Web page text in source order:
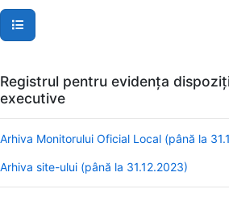
Secțiuni pagină
Registrul pentru evidența
executive
Arhiva Monitorului Oficial Local (până la
Arhiva site-ului (până la 31.12.2023)